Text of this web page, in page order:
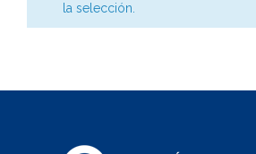
la selección.